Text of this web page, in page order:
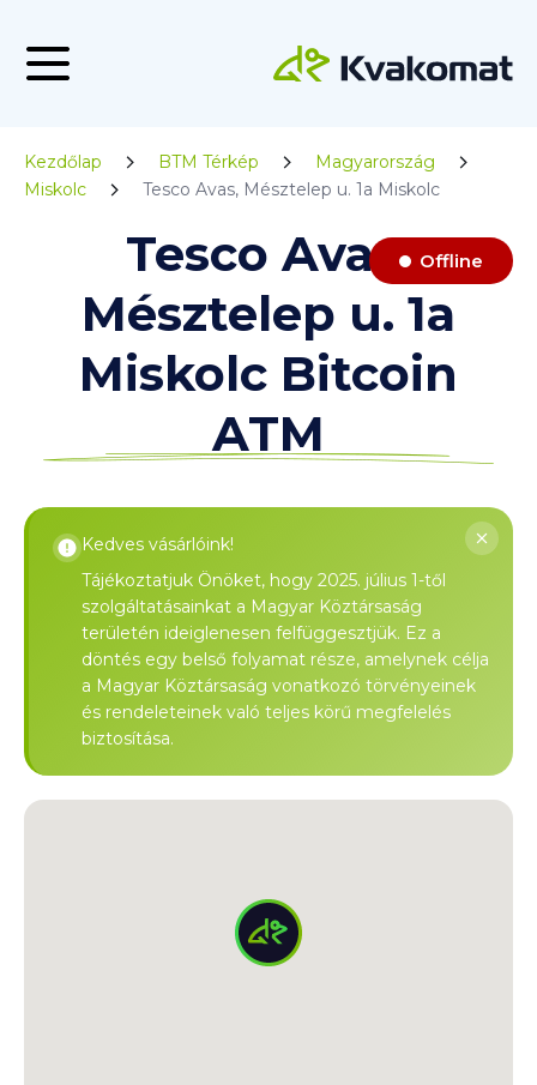
Kezdőlap BTM Térkép
Magyarország
Miskolc
Tesco Avas, Mésztelep u. 1a Miskolc
Tesco Avas,
Mésztelep u. 1a
Miskolc Bitcoin
ATM
Offline
Kedves vásárlóink!
Tájékoztatjuk Önöket, hogy 2025. július 1-től
szolgáltatásainkat a Magyar Köztársaság
területén ideiglenesen felfüggesztjük. Ez a
döntés egy belső folyamat része, amelynek célja
a Magyar Köztársaság vonatkozó törvényeinek
és rendeleteinek való teljes körű megfelelés
biztosítása.